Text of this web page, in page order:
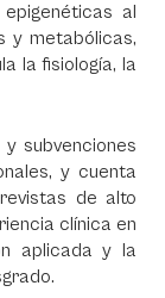
al
y metabólicas,
la fisiología, la
subvenciones
y cuenta
de alto
clínica en
aplicada y la